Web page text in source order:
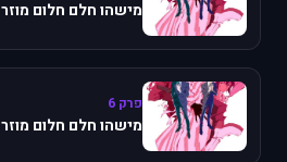
מישהו חלם חלום מוזר
פרק 6
מישהו חלם חלום מוזר